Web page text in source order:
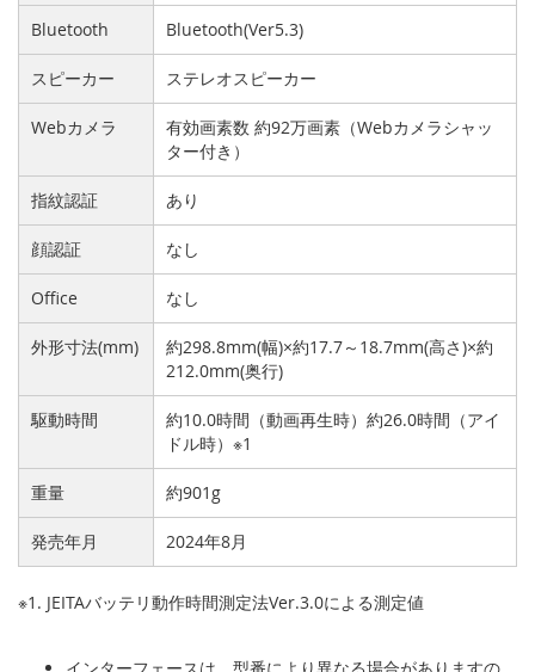
Bluetooth Bluetooth(Ver5.3)
スピーカー ステレオスピーカー
Webカメラ
有効画素数 約92万画素（Webカメラシャッ
ター付き）
指紋認証 あり
顔認証 なし
Office なし
外形寸法(mm)
約298.8mm(幅)×約17.7～18.7mm(高さ)×約
212.0mm(奥行)
駆動時間
約10.0時間（動画再生時）約26.0時間（アイ
ドル時）※1
重量 約901g
発売年月 2024年8月
※1. JEITAバッテリ動作時間測定法Ver.3.0による測定値
インターフェースは、型番により異なる場合がありますの